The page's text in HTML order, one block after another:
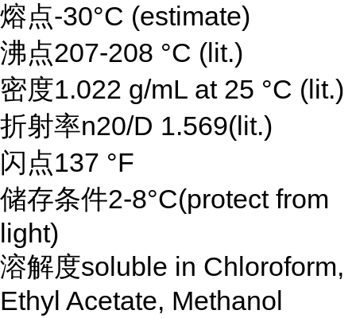
熔点-30°C (estimate)
沸点207-208 °C (lit.)
密度1.022 g/mL at 25 °C (lit.)
折射率n20/D 1.569(lit.)
闪点137 °F
储存条件2-8°C(protect from
light)
溶解度soluble in Chloroform,
Ethyl Acetate, Methanol